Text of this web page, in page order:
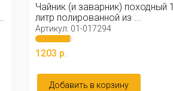
Чайник (и заварник) походный 1
литр полированной из ...
Артикул: 01-017294
1203 р.
Добавить в корзину